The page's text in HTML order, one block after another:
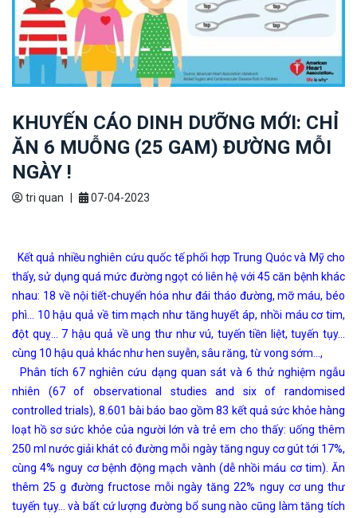
KHUYẾN CÁO DINH DƯỠNG MỚI: CHỈ
ĂN 6 MUỖNG (25 GAM) ĐƯỜNG MỖI
NGÀY !
tri quan 07-04-2023
Kết quả nhiều nghiên cứu quốc tế phối hợp Trung Quóc và Mỹ cho
thấy, sử dụng quá mức đường ngọt có liên hệ với 45 căn bệnh khác
nhau: 18 về nội tiết-chuyển hóa như đái tháo đường, mỡ máu, béo
phì… 10 hậu quả về tim mạch như tăng huyết áp, nhồi máu cơ tim,
đột quỵ… 7 hậu quả về ung thư như vú, tuyến tiền liệt, tuyến tụy…
cùng 10 hậu quả khác như hen suyễn, sâu răng, từ vong sớm…,
Phân tích 67 nghiên cứu dạng quan sát và 6 thử nghiệm ngẫu
nhiên (67 of observational studies and six of randomised
controlled trials), 8.601 bài báo bao gồm 83 kết quả sức khỏe hàng
loạt hồ sơ sức khỏe của người lớn và trẻ em cho thấy: uống thêm
250 ml nước giải khát có đường mỗi ngày tăng nguy cơ gút tới 17%,
cùng 4% nguy cơ bệnh động mạch vành (dễ nhồi máu cơ tim). Ăn
thêm 25 g đường fructose mỗi ngày tăng 22% nguy cơ ung thư
tuyến tụy… và bất cứ lượng đường bổ sung nào cũng làm tăng tích